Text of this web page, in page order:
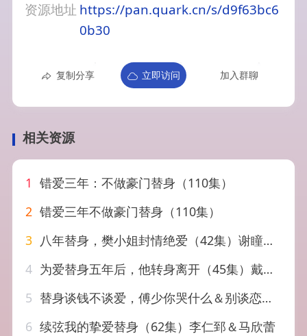
资源地址 https://pan.quark.cn/s/d9f63bc6
0b30
复制分享 立即访问 加入群聊
相关资源
1 错爱三年：不做豪门替身（110集）
2 错爱三年不做豪门替身（110集）
3 八年替身，樊小姐封情绝爱（42集）谢瞳垚&霍志恒
4 为爱替身五年后，他转身离开（45集）戴睿＆赵敏慧
5 替身谈钱不谈爱，傅少你哭什么＆别谈恋爱，姐只想搞事业（66集）管栎＆李悦暄
6 续弦我的挚爱替身（62集）李仁郅＆马欣蕾